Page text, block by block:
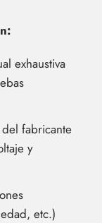
exhaustiva
fabricante
y
etc.)